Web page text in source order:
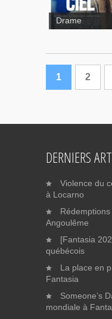
Drame
1 2
DERNIERS
Violence du
à Locarno
Angoulême
[Fantasia
québécois
La place en
Fantasia
Someone’s
mondiale à